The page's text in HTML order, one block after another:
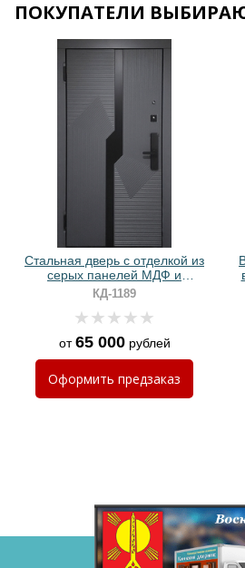
Хочу такую
Хочу такую
ПОКУПАТЕЛИ
Стальная дверь с отделкой из
серых панелей МДФ и
биометрическим замком
КД-1189
от65 000рублей
Оформить предзаказ